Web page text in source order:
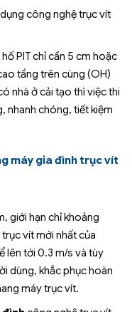
công nghệ trục vít
PIT chỉ cần 5 cm hoặc
tầng trên cùng (OH)
nhà ở cải tạo thì việc thi
nhanh chóng, tiết kiệm
máy gia đình trục vít
giới hạn chỉ khoảng
vít mới nhất của
lên tới 0.3 m/s và tùy
dùng, khắc phục hoàn
máy trục vít.